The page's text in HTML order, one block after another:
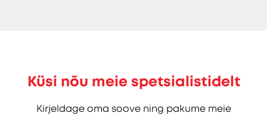
Küsi nõu meie spetsialistidelt
Kirjeldage oma soove ning pakume meie